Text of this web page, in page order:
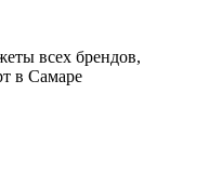
всех брендов,
в Самаре